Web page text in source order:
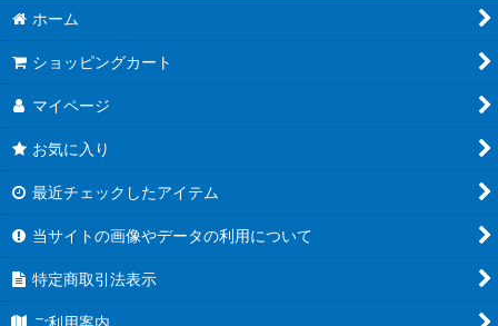
ホーム
ショッピングカート
マイページ
お気に入り
最近チェックしたアイテム
当サイトの画像やデータの利用について
特定商取引法表示